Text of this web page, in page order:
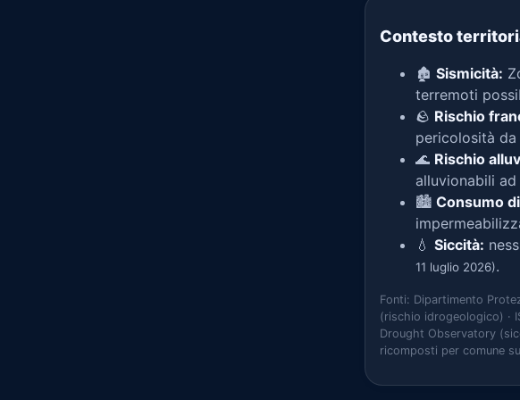
Contesto
🏚️ Sismicità:
terremoti
🪨 Rischio
pericolosità
🌊 Rischio
alluvionabili
🏙️ Consumo
💧 Siccità:
11 luglio 2026).
Fonti: Dipartimento
(rischio idrogeologico) ·
Drought Observatory
ricomposti per comune